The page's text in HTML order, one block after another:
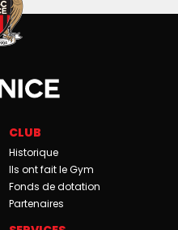
CLUB
Historique
Ils ont fait le Gym
Fonds de dotation
Partenaires